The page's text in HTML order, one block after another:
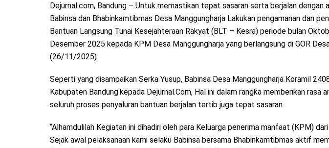
Dejurnal.com, Bandung – Untuk memastikan tepat sasaran serta berjalan dengan
Babinsa dan Bhabinkamtibmas Desa Manggungharja Lakukan pengamanan dan
Bantuan Langsung Tunai Kesejahteraan Rakyat (BLT – Kesra) periode bulan
Desember 2025 kepada KPM Desa Manggungharja yang berlangsung di GOR
(26/11/2025).
Seperti yang disampaikan Serka Yusup, Babinsa Desa Manggungharja Koramil
Kabupaten Bandung.kepada Dejurnal.Com, Hal ini dalam rangka memberikan rasa
seluruh proses penyaluran bantuan berjalan tertib juga tepat sasaran.
“Alhamdulilah Kegiatan ini dihadiri oleh para Keluarga penerima manfaat (KPM)
Sejak awal pelaksanaan kami selaku Babinsa bersama Bhabinkamtibmas aktif